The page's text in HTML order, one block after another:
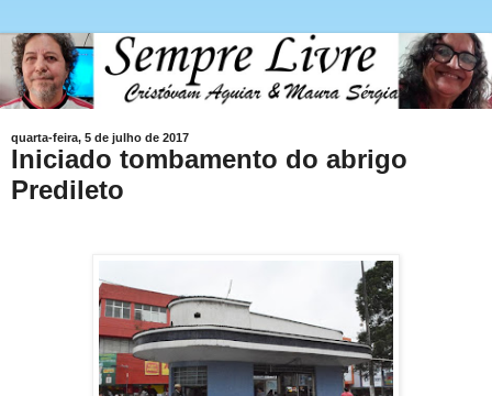
quarta-feira, 5 de julho de 2017
Iniciado tombamento do abrigo
Predileto